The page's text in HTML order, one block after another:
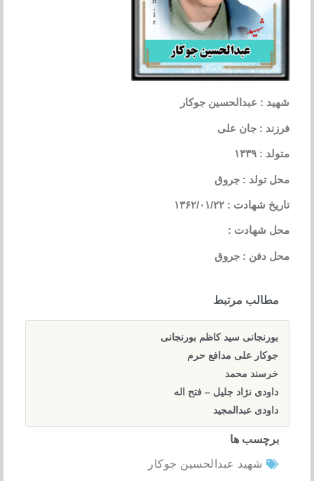
شهید : عبدالحسین جوکار
فرزند : جان علی
متولد : ۱۳۳۹
محل تولد : جروق
تاریخ شهادت : ۱۳۶۲/۰۱/۲۲
محل شهادت :
محل دفن : جروق
مطالب مرتبط
بورنجانی سید کاظم بورنجانی
جوکار علی مدافع حرم
خرسند محمد
داودی نژاد جلیل – فتح اله
داودی عبدالمجید
برچسب ها
شهید عبدالحسین جوکار